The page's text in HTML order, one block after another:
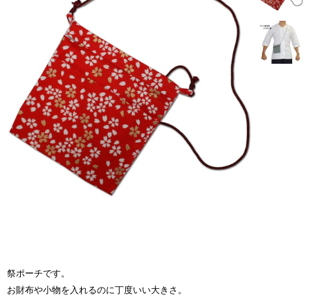
祭ポーチです。
お財布や小物を入れるのに丁度いい大きさ。